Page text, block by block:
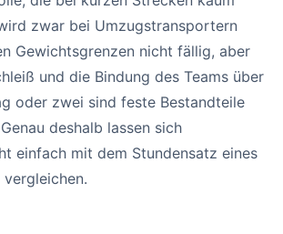
zwar bei Umzugstransportern
Gewichtsgrenzen nicht fällig, aber
und die Bindung des Teams über
oder zwei sind feste Bestandteile
deshalb lassen sich
einfach mit dem Stundensatz eines